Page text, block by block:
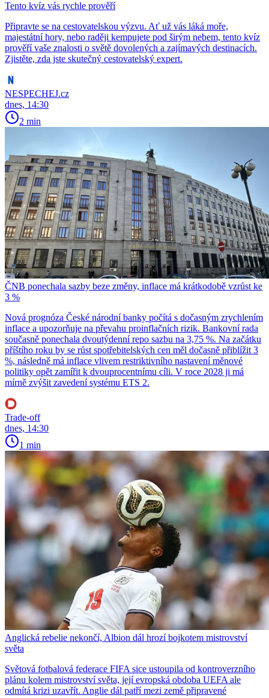
Tento kvíz vás rychle prověří
Připravte se na cestovatelskou výzvu. Ať už vás láká moře,
majestátní hory, nebo raději kempujete pod širým nebem, tento kvíz
prověří vaše znalosti o světě dovolených a zajímavých destinacích.
Zjistěte, zda jste skutečný cestovatelský expert.
NESPECHEJ.cz
dnes, 14:30
2 min
ČNB ponechala sazby beze změny, inflace má krátkodobě vzrůst ke
3 %
Nová prognóza České národní banky počítá s dočasným zrychlením
inflace a upozorňuje na převahu proinflačních rizik. Bankovní rada
současně ponechala dvoutýdenní repo sazbu na 3,75 %. Na začátku
příštího roku by se růst spotřebitelských cen měl dočasně přiblížit 3
%, následně má inflace vlivem restriktivního nastavení měnové
politiky opět zamířit k dvouprocentnímu cíli. V roce 2028 ji má
mírně zvýšit zavedení systému ETS 2.
Trade-off
dnes, 14:30
1 min
Anglická rebelie nekončí, Albion dál hrozí bojkotem mistrovství
světa
Světová fotbalová federace FIFA sice ustoupila od kontroverzního
plánu kolem mistrovství světa, její evropská obdoba UEFA ale
odmítá krizi uzavřít. Anglie dál patří mezi země připravené